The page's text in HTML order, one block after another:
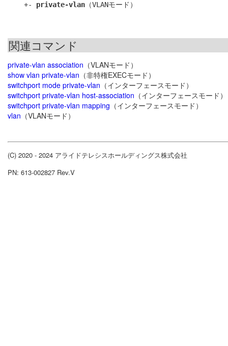
    +-
private-vlan
関連コマンド
private-vlan association （VLANモード）
show vlan private-vlan （非特権EXECモード）
switchport mode private-vlan （インターフェースモード）
switchport private-vlan host-association （インターフェースモード）
switchport private-vlan mapping （インターフェースモード）
vlan （VLANモード）
(C) 2020 - 2024 アライドテレシスホールディングス株式会社
PN: 613-002827 Rev.V